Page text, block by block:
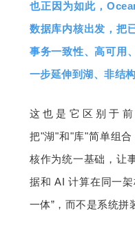
也正因为如此，
数据库内核出发，把
事务一致性、高可用
一步延伸到湖、非结
这也是它区别于
把"湖"和"库"简单组
核作为统一基础，让
据和 AI 计算在同一
一体”，而不是系统拼